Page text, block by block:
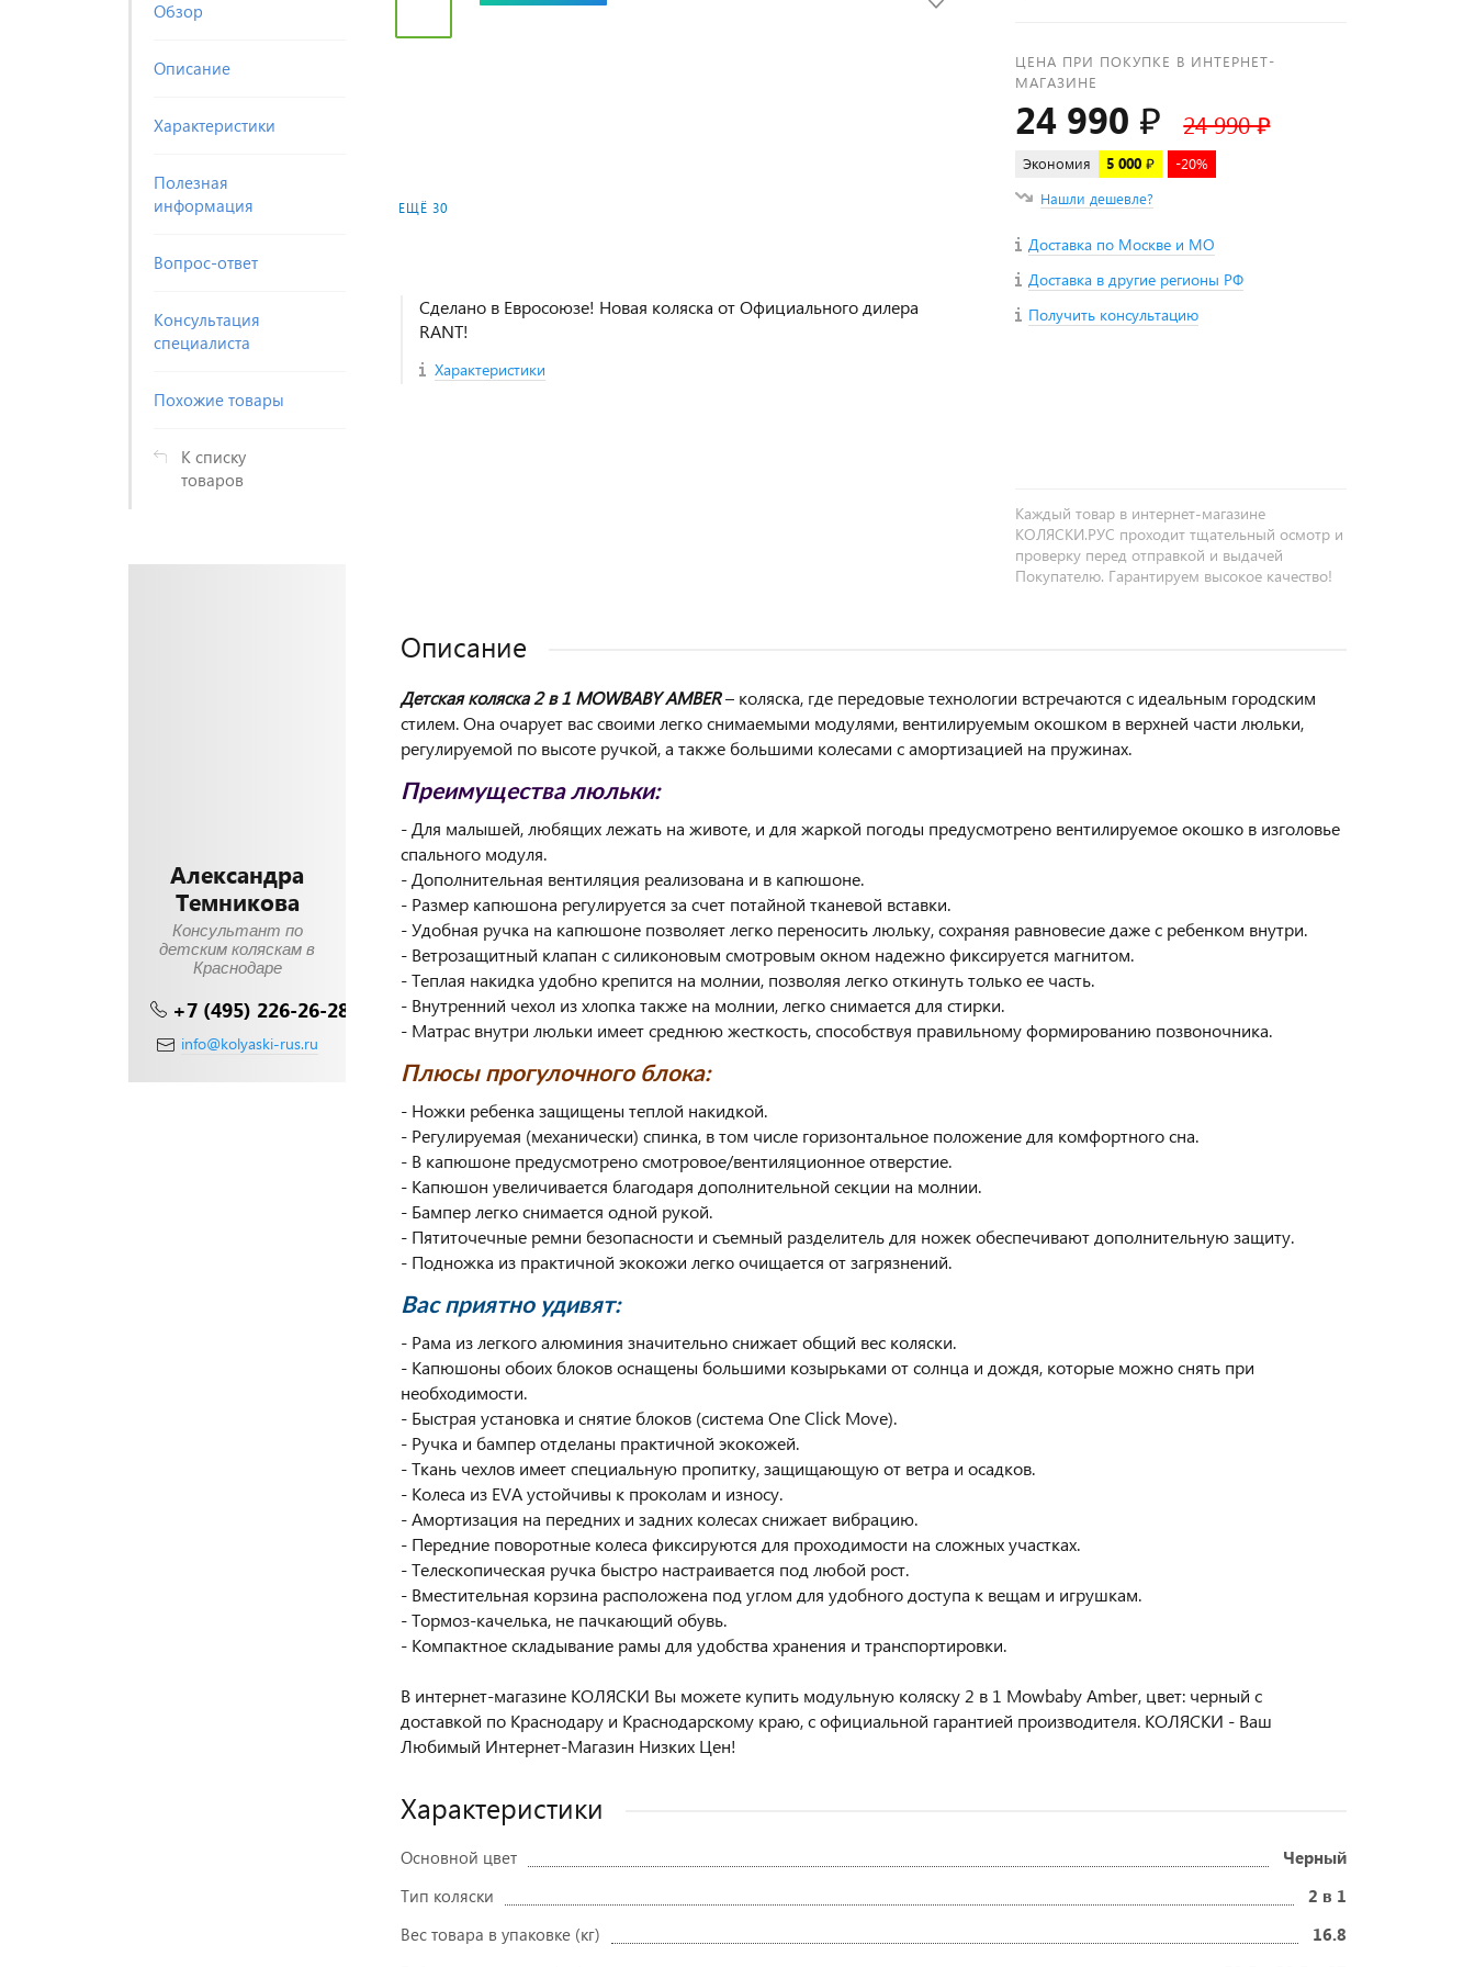
Обзор
Описание
Характеристики
Полезная
информация
Вопрос-ответ
Консультация
специалиста
Похожие товары
К списку
товаров
Александра
Темникова
Консультант по
детским коляскам в
Краснодаре
+7 (495) 226-26-28
info@kolyaski-rus.ru
ЕЩЁ 30
Сделано в Евросоюзе! Новая коляска от Официального дилера
RANT!
Характеристики
ЦЕНА ПРИ ПОКУПКЕ В ИНТЕРНЕТ-
МАГАЗИНЕ
24 990 ₽ 24 990 ₽
Экономия 5 000 ₽
-20%
Нашли дешевле?
Доставка по Москве и МО
Доставка в другие регионы РФ
Получить консультацию
Каждый товар в интернет-магазине
КОЛЯСКИ.РУС проходит тщательный осмотр и
проверку перед отправкой и выдачей
Покупателю. Гарантируем высокое качество!
Описание
Детская коляска 2 в 1 MOWBABY AMBER– коляска, где передовые технологии встречаются с идеальным городским
стилем. Она очарует вас своими легко снимаемыми модулями, вентилируемым окошком в верхней части люльки,
регулируемой по высоте ручкой, а также большими колесами с амортизацией на пружинах.
Преимущества люльки:
- Для малышей, любящих лежать на животе, и для жаркой погоды предусмотрено вентилируемое окошко в изголовье
спального модуля.
- Дополнительная вентиляция реализована и в капюшоне.
- Размер капюшона регулируется за счет потайной тканевой вставки.
- Удобная ручка на капюшоне позволяет легко переносить люльку, сохраняя равновесие даже с ребенком внутри.
- Ветрозащитный клапан с силиконовым смотровым окном надежно фиксируется магнитом.
- Теплая накидка удобно крепится на молнии, позволяя легко откинуть только ее часть.
- Внутренний чехол из хлопка также на молнии, легко снимается для стирки.
- Матрас внутри люльки имеет среднюю жесткость, способствуя правильному формированию позвоночника.
Плюсы прогулочного блока:
- Ножки ребенка защищены теплой накидкой.
- Регулируемая (механически) спинка, в том числе горизонтальное положение для комфортного сна.
- В капюшоне предусмотрено смотровое/вентиляционное отверстие.
- Капюшон увеличивается благодаря дополнительной секции на молнии.
- Бампер легко снимается одной рукой.
- Пятиточечные ремни безопасности и съемный разделитель для ножек обеспечивают дополнительную защиту.
- Подножка из практичной экокожи легко очищается от загрязнений.
Вас приятно удивят:
- Рама из легкого алюминия значительно снижает общий вес коляски.
- Капюшоны обоих блоков оснащены большими козырьками от солнца и дождя, которые можно снять при
необходимости.
- Быстрая установка и снятие блоков (система One Click Move).
- Ручка и бампер отделаны практичной экокожей.
- Ткань чехлов имеет специальную пропитку, защищающую от ветра и осадков.
- Колеса из EVA устойчивы к проколам и износу.
- Амортизация на передних и задних колесах снижает вибрацию.
- Передние поворотные колеса фиксируются для проходимости на сложных участках.
- Телескопическая ручка быстро настраивается под любой рост.
- Вместительная корзина расположена под углом для удобного доступа к вещам и игрушкам.
- Тормоз-качелька, не пачкающий обувь.
- Компактное складывание рамы для удобства хранения и транспортировки.
В интернет-магазине КОЛЯСКИ Вы можете купить модульную коляску 2 в 1 Mowbaby Amber, цвет: черный с
доставкой по Краснодару и Краснодарскому краю, с официальной гарантией производителя. КОЛЯСКИ - Ваш
Любимый Интернет-Магазин Низких Цен!
Характеристики
Основной цвет
Черный
Тип коляски
2 в 1
Вес товара в упаковке (кг)
16.8